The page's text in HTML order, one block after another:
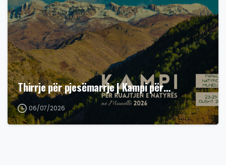
Thirrje për pjesëmarrje | Kampi për…
06/07/2026